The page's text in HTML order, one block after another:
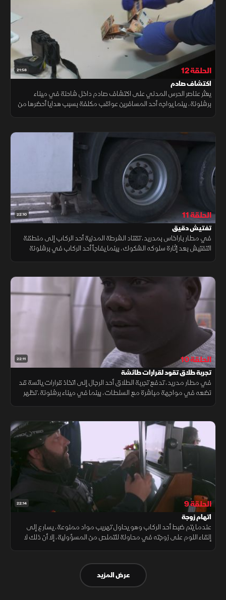
21:58 الحلقة 12
اكتشاف صادم
يعثر عناصر الحرس المدني على اكتشاف صادم داخل شاحنة في ميناء
برشلونة، بينما يواجه أحد المسافرين عواقب مكلفة بسبب هدايا أحضرها من
22:10 الحلقة 11
تفتيش دقيق
في مطار باراخاس بمدريد، تقتاد الشرطة المدنية أحد الركاب إلى منطقة
التفتيش بعد إثارة سلوكه الشكوك، بينما يفاجأ أحد الركاب في برشلونة
22:11 الحلقة 10
تجربة طلاق تقود لقرارات طائشة
في مطار مدريد، تدفع تجربة الطلاق أحد الرجال إلى اتخاذ قرارات يائسة قد
تضعه في مواجهة مباشرة مع السلطات، بينما في ميناء برشلونة، تظهر
22:14 الحلقة 9
اتهام زوجة
عندما يتم ضبط أحد الركاب وهو يحاول تهريب مواد ممنوعة، يسارع إلى
إلقاء اللوم على زوجته في محاولة للتملص من المسؤولية، إلا أن ذلك لا
عرض المزيد